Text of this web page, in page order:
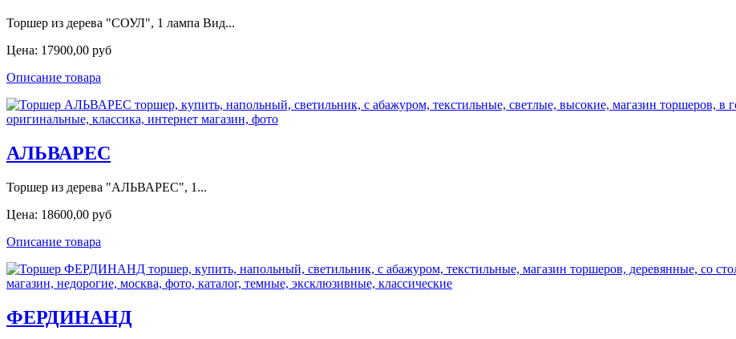
Торшер из дерева "СОУЛ", 1 лампа Вид...
Цена: 17900,00 руб
Описание товара
АЛЬВАРЕС
Торшер из дерева "АЛЬВАРЕС", 1...
Цена: 18600,00 руб
Описание товара
ФЕРДИНАНД